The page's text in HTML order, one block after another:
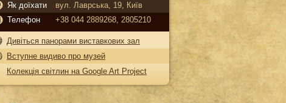
Як доїхати
вул. Лаврська, 19, Київ
Телефон
+38 044 2889268, 2805210
Дивіться панорами виставкових зал
Вступне видиво про музей
Колекція світлин на Google Art Project